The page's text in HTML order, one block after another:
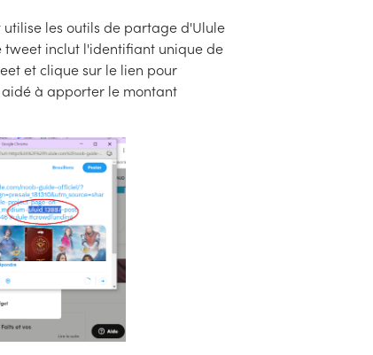
utilise les outils de partage d'Ulule
tweet inclut l'identifiant unique de
et clique sur le lien pour
aidé à apporter le montant